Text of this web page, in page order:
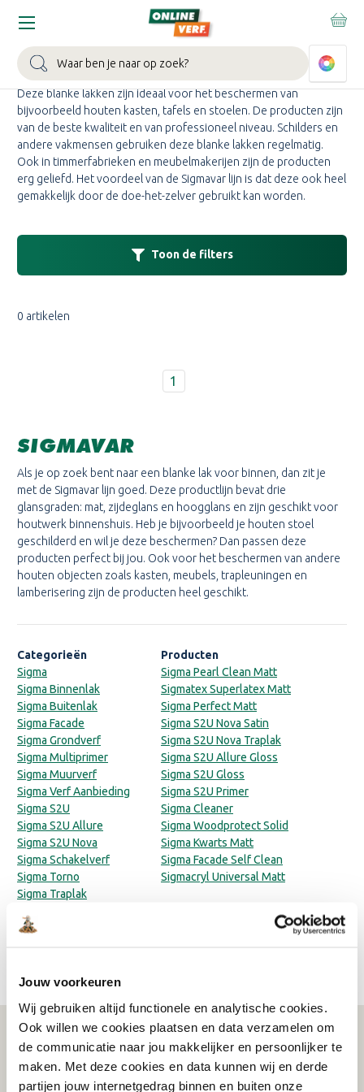
Jouw voorkeuren
Wij gebruiken altijd functionele en analytische cookies.
Ook willen we cookies plaatsen en data verzamelen om
de communicatie naar jou makkelijker en persoonlijker te
maken. Met deze cookies en data kunnen wij en derde
partijen jouw internetgedrag binnen en buiten onze
Zoeken
Home Sigma Sigma Varnish
SIGMA VARNISH KOPEN
Deze blanke lakken zijn ideaal voor het beschermen van
bijvoorbeeld houten kasten, tafels en stoelen. De producten zijn
van de beste kwaliteit en van professioneel niveau. Schilders en
andere vakmensen gebruiken deze blanke lakken regelmatig.
Ook in timmerfabrieken en meubelmakerijen zijn de producten
erg geliefd. Het voordeel van de Sigmavar lijn is dat deze ook heel
gemakkelijk door de doe-het-zelver gebruikt kan worden.
0 artikelen
1
Toon de filters
SIGMAVAR
Als je op zoek bent naar een blanke lak voor binnen, dan zit je
met de Sigmavar lijn goed. Deze productlijn bevat drie
glansgraden: mat, zijdeglans en hoogglans en zijn geschikt voor
houtwerk binnenshuis. Heb je bijvoorbeeld je houten stoel
geschilderd en wil je deze beschermen? Dan passen deze
producten perfect bij jou. Ook voor het beschermen van andere
houten objecten zoals kasten, meubels, trapleuningen en
lamberisering zijn de producten heel geschikt.
Categorieën
Producten
Sigma
Sigma Pearl Clean Matt
Sigma Binnenlak
Sigmatex Superlatex Matt
Sigma Buitenlak
Sigma Perfect Matt
Sigma Facade
Sigma S2U Nova Satin
Sigma Grondverf
Sigma S2U Nova Traplak
Sigma Multiprimer
Sigma S2U Allure Gloss
Sigma Muurverf
Sigma S2U Gloss
Sigma Verf Aanbieding
Sigma S2U Primer
Sigma S2U
Sigma Cleaner
Sigma S2U Allure
Sigma Woodprotect Solid
Sigma S2U Nova
Sigma Kwarts Matt
Sigma Schakelverf
Sigma Facade Self Clean
Sigma Torno
Sigmacryl Universal Matt
Sigma Traplak
Sigmatex Superlatex
WAT KLANTEN VERTELLEN